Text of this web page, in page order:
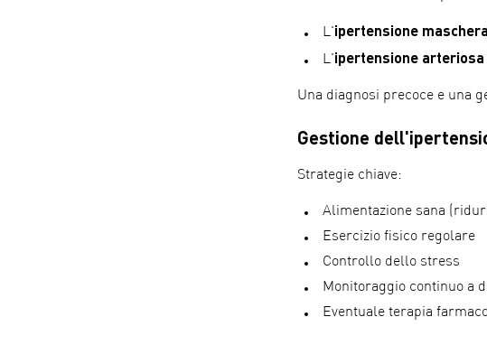
L'ipertensione
L'ipertensione arteriosa
Una diagnosi precoce e una
Gestione
Strategie chiave:
Alimentazione sana
Esercizio fisico regolare
Controllo dello stress
Monitoraggio continuo a
Eventuale terapia